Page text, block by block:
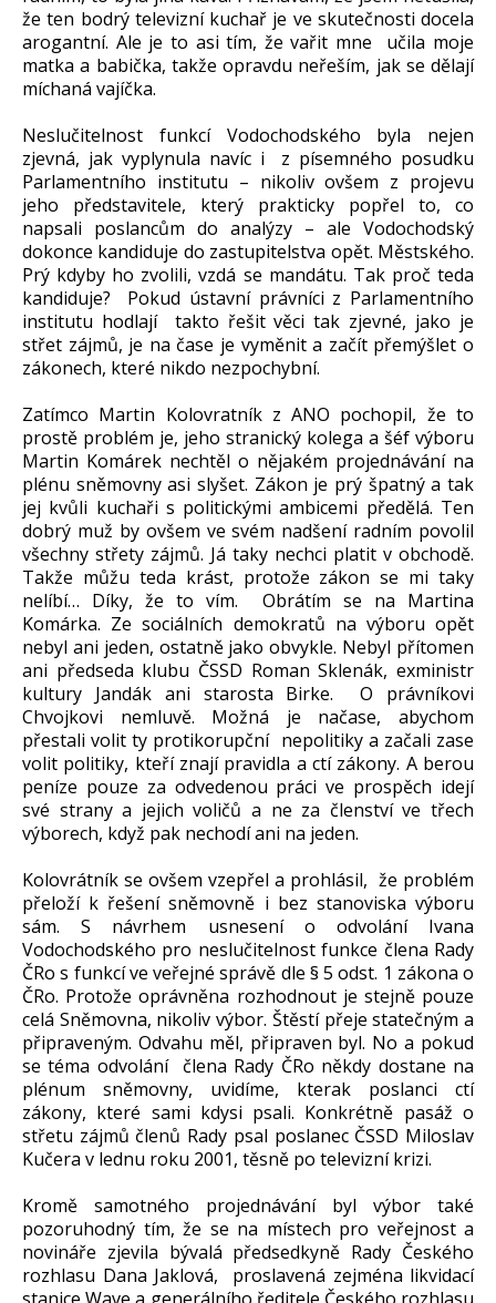
že ten bodrý televizní kuchař je ve skutečnosti docela
arogantní. Ale je to asi tím, že vařit mne učila moje
matka a babička, takže opravdu neřeším, jak se dělají
míchaná vajíčka.
Neslučitelnost funkcí Vodochodského byla nejen
zjevná, jak vyplynula navíc i z písemného posudku
Parlamentního institutu – nikoliv ovšem z projevu
jeho představitele, který prakticky popřel to, co
napsali poslancům do analýzy – ale Vodochodský
dokonce kandiduje do zastupitelstva opět. Městského.
Prý kdyby ho zvolili, vzdá se mandátu. Tak proč teda
kandiduje? Pokud ústavní právníci z Parlamentního
institutu hodlají takto řešit věci tak zjevné, jako je
střet zájmů, je na čase je vyměnit a začít přemýšlet o
zákonech, které nikdo nezpochybní.
Zatímco Martin Kolovratník z ANO pochopil, že to
prostě problém je, jeho stranický kolega a šéf výboru
Martin Komárek nechtěl o nějakém projednávání na
plénu sněmovny asi slyšet. Zákon je prý špatný a tak
jej kvůli kuchaři s politickými ambicemi předělá. Ten
dobrý muž by ovšem ve svém nadšení radním povolil
všechny střety zájmů. Já taky nechci platit v obchodě.
Takže můžu teda krást, protože zákon se mi taky
nelíbí… Díky, že to vím. Obrátím se na Martina
Komárka. Ze sociálních demokratů na výboru opět
nebyl ani jeden, ostatně jako obvykle. Nebyl přítomen
ani předseda klubu ČSSD Roman Sklenák, exministr
kultury Jandák ani starosta Birke. O právníkovi
Chvojkovi nemluvě. Možná je načase, abychom
přestali volit ty protikorupční nepolitiky a začali zase
volit politiky, kteří znají pravidla a ctí zákony. A berou
peníze pouze za odvedenou práci ve prospěch idejí
své strany a jejich voličů a ne za členství ve třech
výborech, když pak nechodí ani na jeden.
Kolovrátník se ovšem vzepřel a prohlásil, že problém
přeloží k řešení sněmovně i bez stanoviska výboru
sám. S návrhem usnesení o odvolání Ivana
Vodochodského pro neslučitelnost funkce člena Rady
ČRo s funkcí ve veřejné správě dle § 5 odst. 1 zákona o
ČRo. Protože oprávněna rozhodnout je stejně pouze
celá Sněmovna, nikoliv výbor. Štěstí přeje statečným a
připraveným. Odvahu měl, připraven byl. No a pokud
se téma odvolání člena Rady ČRo někdy dostane na
plénum sněmovny, uvidíme, kterak poslanci ctí
zákony, které sami kdysi psali. Konkrétně pasáž o
střetu zájmů členů Rady psal poslanec ČSSD Miloslav
Kučera v lednu roku 2001, těsně po televizní krizi.
Kromě samotného projednávání byl výbor také
pozoruhodný tím, že se na místech pro veřejnost a
novináře zjevila bývalá předsedkyně Rady Českého
rozhlasu Dana Jaklová, proslavená zejména likvidací